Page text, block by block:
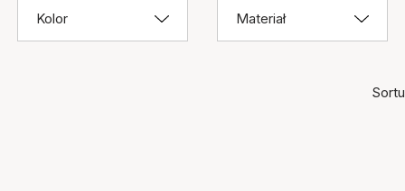
Kolor Materiał